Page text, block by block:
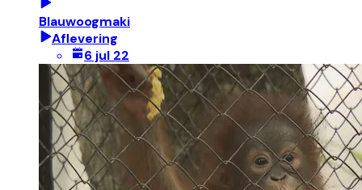
Blauwoogmaki
Aflevering
6 jul 22